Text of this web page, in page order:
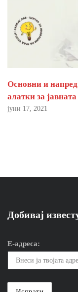
Основни и
алатки за
јуни 17, 2021
Добивај
Е-адреса: